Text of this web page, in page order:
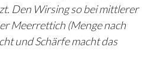
Den Wirsing so bei mittlerer
Meerrettich (Menge nach
und Schärfe macht das